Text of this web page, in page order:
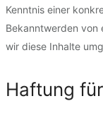
Kenntnis einer
Bekanntwerden von
wir diese Inhalte
Haftung